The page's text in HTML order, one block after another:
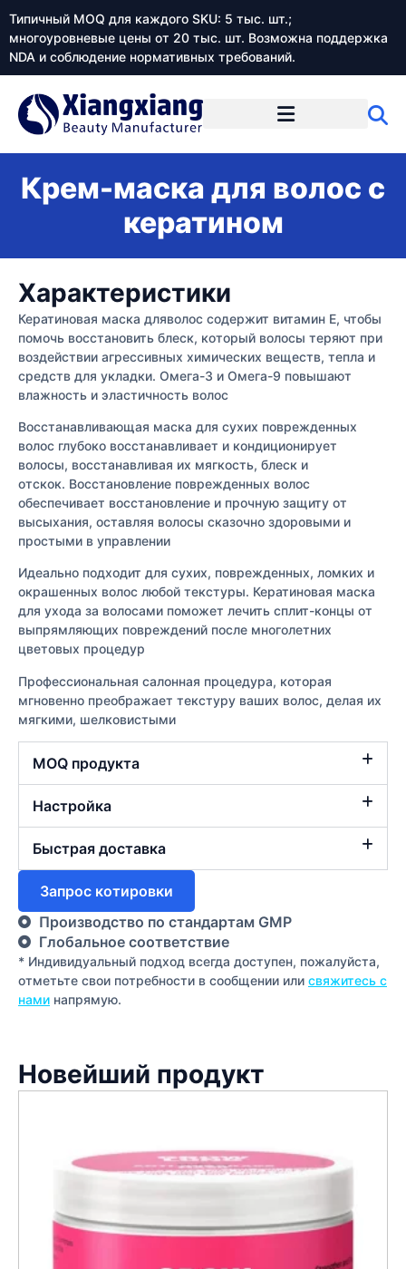
Типичный MOQ для каждого SKU: 5 тыс. шт.;
многоуровневые цены от 20 тыс. шт. Возможна поддержка
NDA и соблюдение нормативных требований.
Крем-маска для волос с
кератином
Характеристики
Кератиновая маска дляволос содержит витамин Е, чтобы
помочь восстановить блеск, который волосы теряют при
воздействии агрессивных химических веществ, тепла и
средств для укладки. Омега-3 и Омега-9 повышают
влажность и эластичность волос
Восстанавливающая маска для сухих поврежденных
волос глубоко восстанавливает и кондиционирует
волосы, восстанавливая их мягкость, блеск и
отскок. Восстановление поврежденных волос
обеспечивает восстановление и прочную защиту от
высыхания, оставляя волосы сказочно здоровыми и
простыми в управлении
Идеально подходит для сухих, поврежденных, ломких и
окрашенных волос любой текстуры. Кератиновая маска
для ухода за волосами поможет лечить сплит-концы от
выпрямляющих повреждений после многолетних
цветовых процедур
Профессиональная салонная процедура, которая
мгновенно преображает текстуру ваших волос, делая их
мягкими, шелковистыми
MOQ продукта
Настройка
Быстрая доставка
Запрос котировки
Производство по стандартам GMP
Глобальное соответствие
* Индивидуальный подход всегда доступен, пожалуйста,
отметьте свои потребности в сообщении или свяжитесь с
нами напрямую.
Новейший продукт